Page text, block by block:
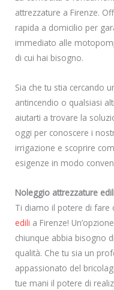
attrezzature a Firenze.
rapida a domicilio per
immediato alle
di cui hai bisogno.
Sia che tu stia cercando
antincendio o qualsiasi
aiutarti a trovare la
oggi per conoscere i
irrigazione e scoprire
esigenze in modo
Noleggio attrezzature
Ti diamo il potere di fare
edili a Firenze!
chiunque abbia bisogno
qualità. Che tu sia un
appassionato del
tue mani il potere di